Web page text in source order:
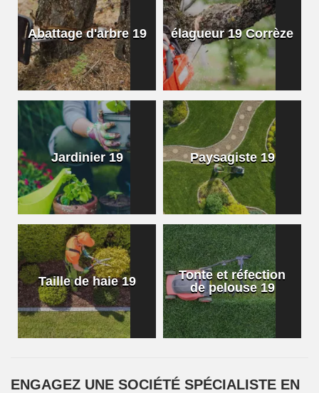
Abattage d'arbre 19 élagueur 19 Corrèze
Jardinier 19 Paysagiste 19
Taille de haie 19
Tonte et réfection
de pelouse 19
ENGAGEZ UNE SOCIÉTÉ SPÉCIALISTE EN